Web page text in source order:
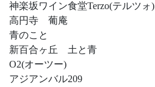
神楽坂ワイン食堂Terzo(テルツォ)
高円寺 葡庵
青のこと
新百合ヶ丘 土と青
O2(オーツー)
アジアンバル209